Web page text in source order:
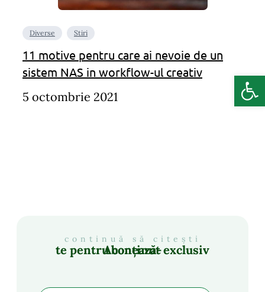
Diverse Stiri
11 motive pentru care ai nevoie de un
sistem NAS in workflow-ul creativ
5 octombrie 2021
continuă să citești
Abonează-te pentru conținut exclusiv